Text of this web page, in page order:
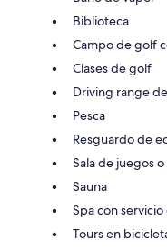
Biblioteca
Campo de golf
Clases de golf
Driving range
Pesca
Resguardo de
Sala de juegos
Sauna
Spa con
Tours en